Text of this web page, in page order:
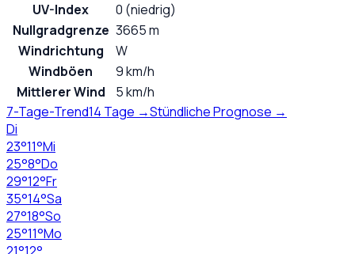
UV-Index
0 (niedrig)
Nullgradgrenze 3665 m
Windrichtung
W
Windböen
9 km/h
Mittlerer Wind
5 km/h
7-Tage-Trend14 Tage →Stündliche Prognose →
Di
23°11°Mi
25°8°Do
29°12°Fr
35°14°Sa
27°18°So
25°11°Mo